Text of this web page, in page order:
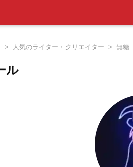
人気のライター・クリエイター 無糖
ル